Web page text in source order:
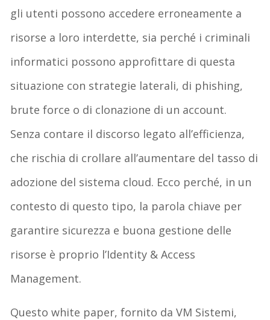
gli utenti possono accedere erroneamente a
risorse a loro interdette, sia perché i criminali
informatici possono approfittare di questa
situazione con strategie laterali, di phishing,
brute force o di clonazione di un account.
Senza contare il discorso legato all’efficienza,
che rischia di crollare all’aumentare del tasso di
adozione del sistema cloud. Ecco perché, in un
contesto di questo tipo, la parola chiave per
garantire sicurezza e buona gestione delle
risorse è proprio l’Identity & Access
Management.
Questo white paper, fornito da VM Sistemi,